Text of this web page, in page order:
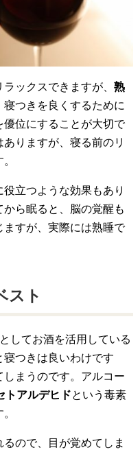
ックスできますが、 熟
寝つきを良くするために
位にすることが大切で
りますが、寝る前のリ
立つような効果もあり
ら眠ると、脳の覚醒も
すが、実際には熟睡で
スト
してお酒を活用している
つきは良いわけです
まうのです。アルコー
トアルデヒドという毒素
ので、目が覚めてしま